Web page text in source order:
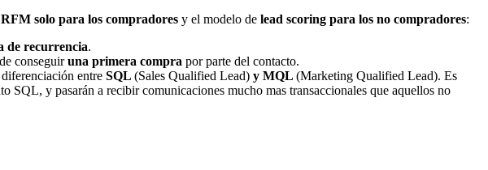
RFM solo para los compradores y el modelo de lead scoring para los no compradores:
de recurrencia.
conseguiruna primera compra por parte del contacto.
entre SQL (Sales Qualified Lead) y MQL (Marketing Qualified Lead). Es
SQL, y pasarán a recibir comunicaciones mucho mas transaccionales que aquellos no